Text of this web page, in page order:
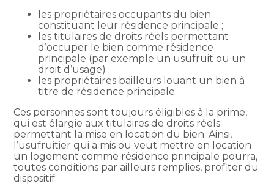
les propriétaires occupants du bien
constituant leur résidence principale ;
les titulaires de droits réels permettant
d’occuper le bien comme résidence
principale (par exemple un usufruit ou un
droit d’usage) ;
les propriétaires bailleurs louant un bien à
titre de résidence principale.
Ces personnes sont toujours éligibles à la prime,
qui est élargie aux titulaires de droits réels
permettant la mise en location du bien. Ainsi,
l’usufruitier qui a mis ou veut mettre en location
un logement comme résidence principale pourra,
toutes conditions par ailleurs remplies, profiter du
dispositif.